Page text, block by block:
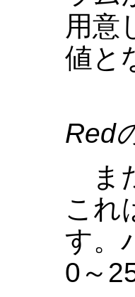
用意
値と
Red
ま
これ
す。
0～